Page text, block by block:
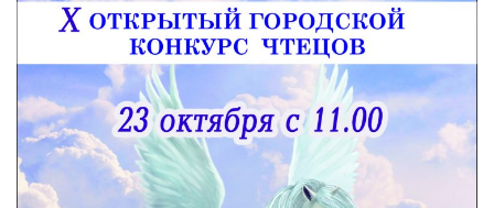
МБОУ ДО «Детская музыкальная школа»
МБУК «Искитимский городской историко-художественный
музей»
МБУ Парк культуры и отдыха им. И.В. Коротеева
МБУК «Централизованная библиотечная система»
ДК «Россия»